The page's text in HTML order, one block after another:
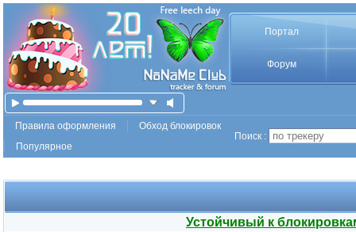
Портал
Форум
Правила оформления
Обход блокировок
Популярное
Поиск :
Устойчивый к